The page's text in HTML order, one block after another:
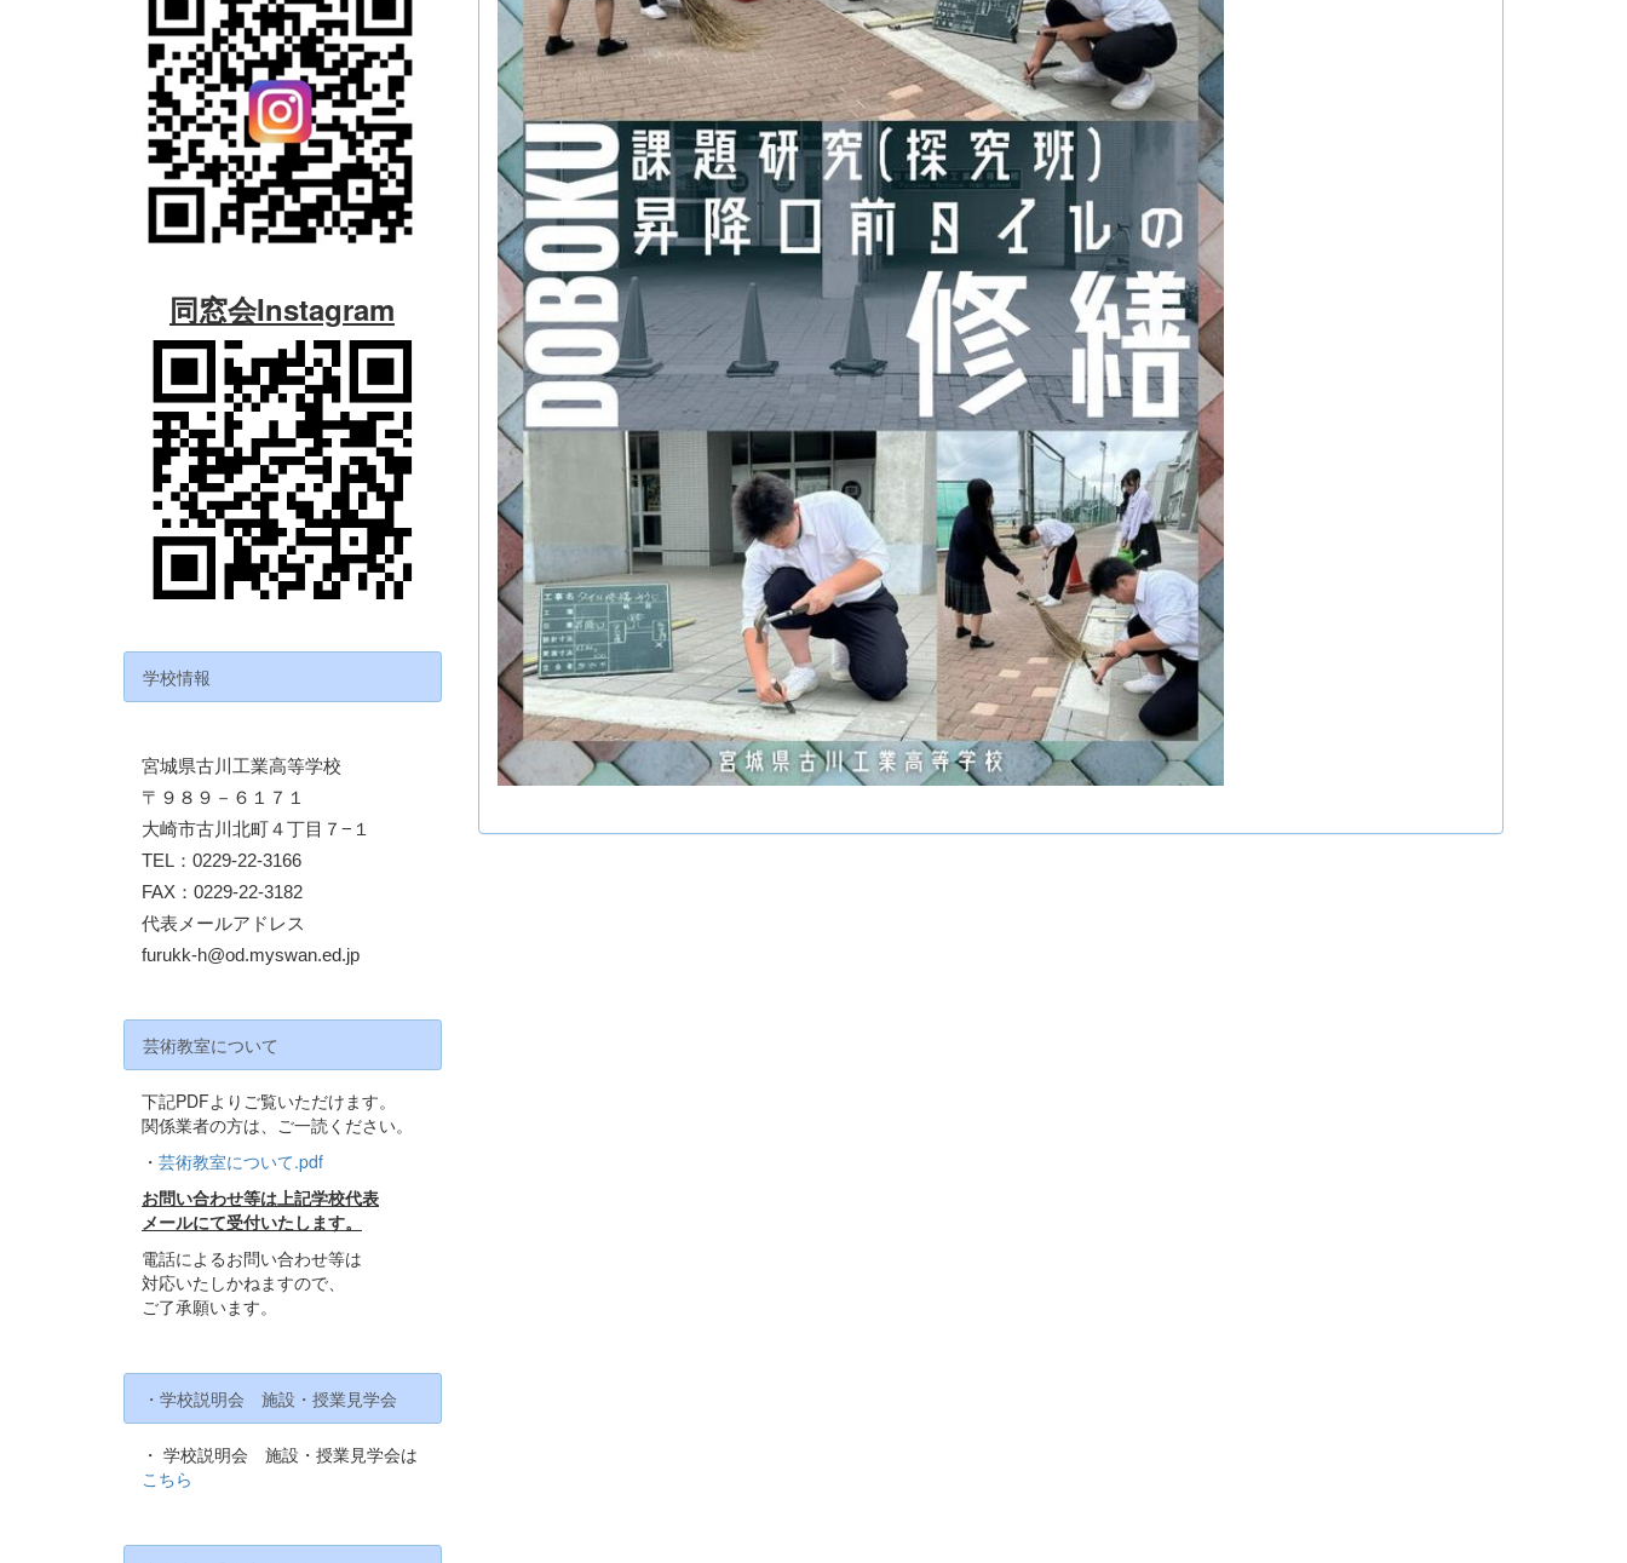
同窓会Instagram
学校情報
宮城県古川工業高等学校
〒９８９－６１７１
大崎市古川北町４丁目７−１
TEL：0229-22-3166
FAX：0229-22-3182
代表メールアドレス
furukk-h@od.myswan.ed.jp
芸術教室について
下記PDFよりご覧いただけます。
関係業者の方は、ご一読ください。
・ 芸術教室について.pdf
お問い合わせ等は上記学校代表
メールにて受付いたします。
電話によるお問い合わせ等は
対応いたしかねますので、
ご了承願います。
・学校説明会 施設・授業見学会
・ 学校説明会 施設・授業見学会は
こちら